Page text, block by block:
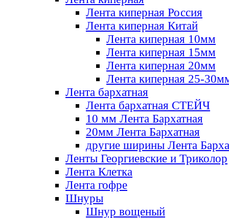
Лента киперная Россия
Лента киперная Китай
Лента киперная 10мм
Лента киперная 15мм
Лента киперная 20мм
Лента киперная 25-
Лента бархатная
Лента бархатная СТЕЙЧ
10 мм Лента Бархатная
20мм Лента Бархатная
другие ширины Лента
Ленты Георгиевские и Триколор
Лента Клетка
Лента гофре
Шнуры
Шнур вощеный